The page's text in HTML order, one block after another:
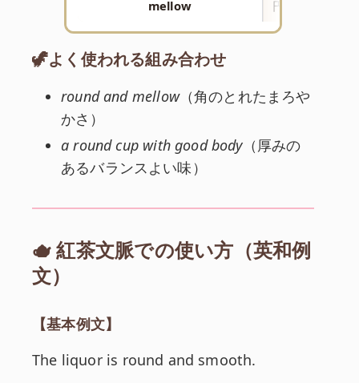
mellow 円熟した
🦖よく使われる組み合わせ
round and mellow（角のとれたまろや
かさ）
a round cup with good body（厚みの
あるバランスよい味）
🫖 紅茶文脈での使い方（英和例
文）
【基本例文】
英文:
The liquor is round and smooth.